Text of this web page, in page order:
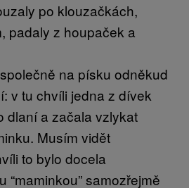
po klouzačkách,
padaly z houpaček a
na písku odněkud
v tu chvíli jedna z dívek
dlaní a začala vzlykat
Musím vidět
to bylo docela
“maminkou” samozřejmě